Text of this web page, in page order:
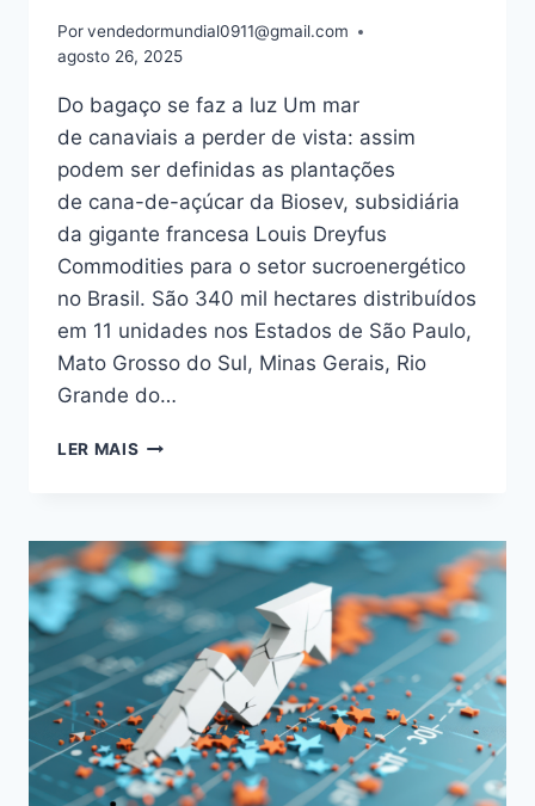
Porvendedormundial0911@gmail.com
agosto 26, 2025
Do bagaço se faz a luz Um mar
de canaviais a perder de vista: assim
podem ser definidas as plantações
de cana-de-açúcar da Biosev, subsidiária
da gigante francesa Louis Dreyfus
Commodities para o setor sucroenergético
no Brasil. São 340 mil hectares distribuídos
em 11 unidades nos Estados de São Paulo,
Mato Grosso do Sul, Minas Gerais, Rio
Grande do…
LER MAIS DO
A
LUZ